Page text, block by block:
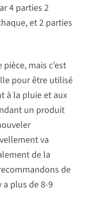
4 parties 2
et 2 parties
mais c’est
pour être utilisé
à la pluie et aux
un produit
va
de la
de
a plus de 8-9